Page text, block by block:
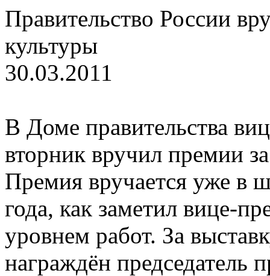
Правительство России
культуры
30.03.2011
В Доме правительства
вторник вручил премии
Премия вручается уже в
года, как заметил вице-
уровнем работ. За
награждён председатель